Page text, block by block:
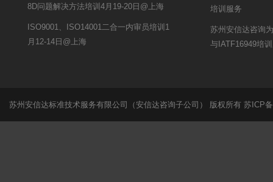
8D问题解决方法培训4月19-20日@上海
ISO9001、ISO14001二合一内审员培训1
月12-14日@上海
培训服务
苏州安信达咨询
与IATF16949培
苏州安信达标准技术服务有限公司（安信达咨询子公司） 版权所有 苏ICP